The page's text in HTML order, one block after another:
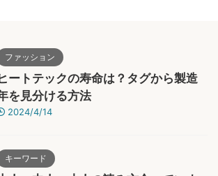
ファッション
ートテックの寿命は？タグから製造
を見分ける方法
2024/4/14
キーワード